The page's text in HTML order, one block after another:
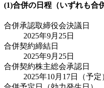
(1)合併の日程（いずれも合
合併承認取締役会決議日
2025年9月25日
合併契約締結日
2025年9月25日
合併契約株主総会承認日
2025年10月17日（予定